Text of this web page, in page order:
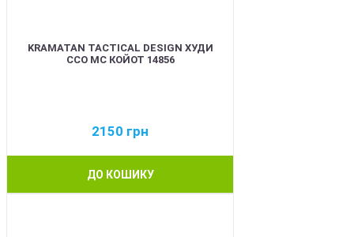
KRAMATAN TACTICAL DESIGN ХУДИ
ССО МС КОЙОТ 14856
2150 грн
ДО КОШИКУ